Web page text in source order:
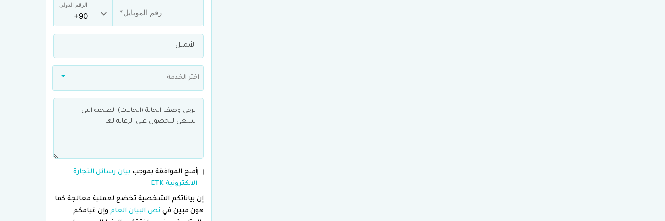
الرقم الدولي
اختر الخدمة
أمنح الموافقة بموجب بيان رسائل التجارة
الالكترونية ETK
إن بياناتكم الشخصية تخضع لعملية معالجة كما
هون مبين في نص البيان العام وإن قيامكم